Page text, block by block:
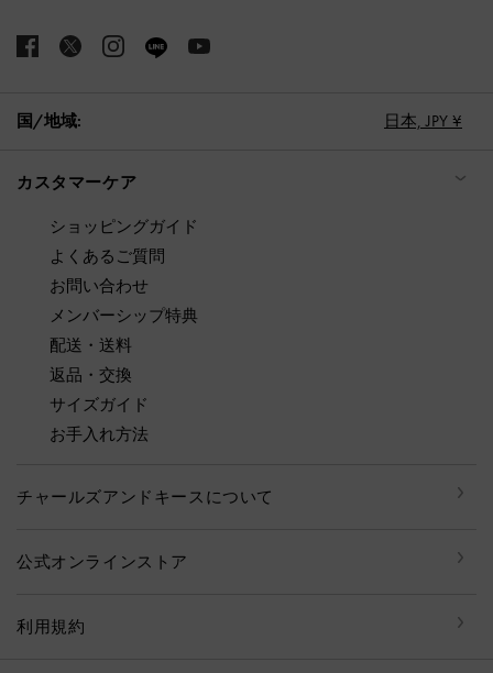
国/地域: 日本, JPY ¥
カスタマーケア
ショッピングガイド
よくあるご質問
お問い合わせ
メンバーシップ特典
配送・送料
返品・交換
サイズガイド
お手入れ方法
チャールズアンドキースについて
公式オンラインストア
利用規約